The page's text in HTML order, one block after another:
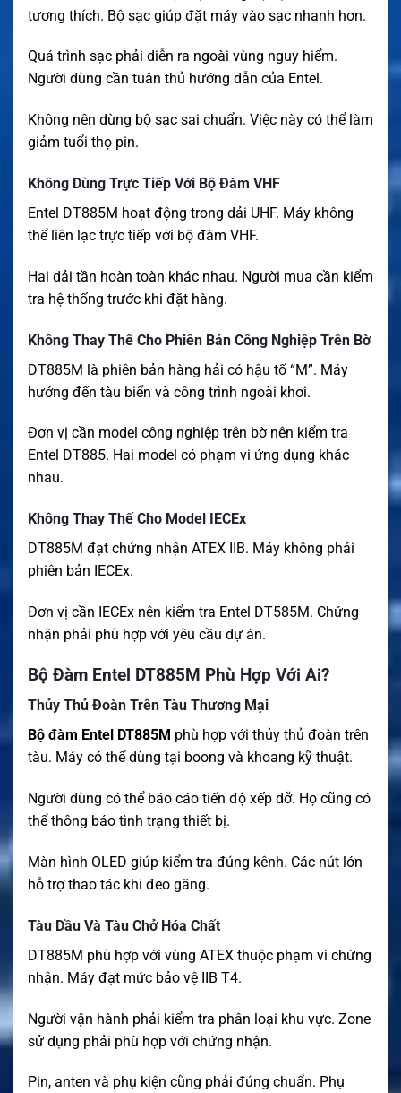
tương thích. Bộ sạc giúp đặt máy vào sạc nhanh hơn.
Quá trình sạc phải diễn ra ngoài vùng nguy hiểm.
Người dùng cần tuân thủ hướng dẫn của Entel.
Không nên dùng bộ sạc sai chuẩn. Việc này có thể làm
giảm tuổi thọ pin.
Không Dùng Trực Tiếp Với Bộ Đàm VHF
Entel DT885M hoạt động trong dải UHF. Máy không
thể liên lạc trực tiếp với bộ đàm VHF.
Hai dải tần hoàn toàn khác nhau. Người mua cần kiểm
tra hệ thống trước khi đặt hàng.
Không Thay Thế Cho Phiên Bản Công Nghiệp Trên Bờ
DT885M là phiên bản hàng hải có hậu tố “M”. Máy
hướng đến tàu biển và công trình ngoài khơi.
Đơn vị cần model công nghiệp trên bờ nên kiểm tra
Entel DT885. Hai model có phạm vi ứng dụng khác
nhau.
Không Thay Thế Cho Model IECEx
DT885M đạt chứng nhận ATEX IIB. Máy không phải
phiên bản IECEx.
Đơn vị cần IECEx nên kiểm tra Entel DT585M. Chứng
nhận phải phù hợp với yêu cầu dự án.
Bộ Đàm Entel DT885M Phù Hợp Với Ai?
Thủy Thủ Đoàn Trên Tàu Thương Mại
Bộ đàm Entel DT885M phù hợp với thủy thủ đoàn trên
tàu. Máy có thể dùng tại boong và khoang kỹ thuật.
Người dùng có thể báo cáo tiến độ xếp dỡ. Họ cũng có
thể thông báo tình trạng thiết bị.
Màn hình OLED giúp kiểm tra đúng kênh. Các nút lớn
hỗ trợ thao tác khi đeo găng.
Tàu Dầu Và Tàu Chở Hóa Chất
DT885M phù hợp với vùng ATEX thuộc phạm vi chứng
nhận. Máy đạt mức bảo vệ IIB T4.
Người vận hành phải kiểm tra phân loại khu vực. Zone
sử dụng phải phù hợp với chứng nhận.
Pin, anten và phụ kiện cũng phải đúng chuẩn. Phụ